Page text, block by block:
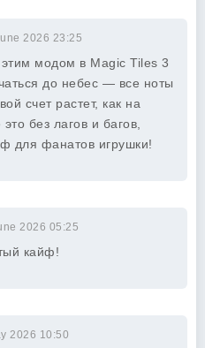
2026 23:25
модом в Magic Tiles 3
до небес — все ноты
счет растет, как на
без лагов и багов,
для фанатов игрушки!
2026 05:25
кайф!
2026 10:50